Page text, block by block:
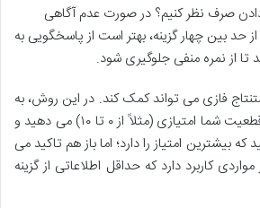
صرف نظر کنیم؟ در صورت عدم آگاهی
حد بین چهار گزینه، بهتر است از پاسخگویی به
از نمره منفی جلوگیری شود.
فازی می تواند کمک کند. در این روش، به
هر گزینه بر اساس میزان قطعیت شما امتیازی (مثلاً از ۰ تا ۱۰) می دهید و
که بیشترین امتیاز را دارد؛ اما باز هم تاکید می
کاربرد دارد که حداقل اطلاعاتی از گزینه